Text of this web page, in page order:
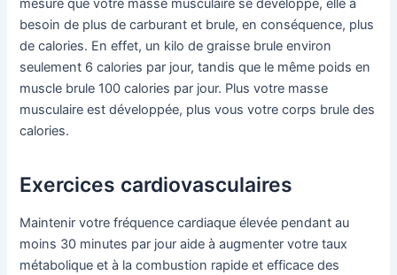
mesure que votre masse musculaire se développe, elle a
besoin de plus de carburant et brule, en conséquence, plus
de calories. En effet, un kilo de graisse brule environ
seulement 6 calories par jour, tandis que le même poids en
muscle brule 100 calories par jour. Plus votre masse
musculaire est développée, plus vous votre corps brule des
calories.
Exercices cardiovasculaires
Maintenir votre fréquence cardiaque élevée pendant au
moins 30 minutes par jour aide à augmenter votre taux
métabolique et à la combustion rapide et efficace des